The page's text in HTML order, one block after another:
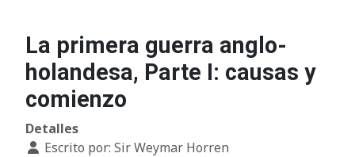
La primera guerra anglo-
holandesa, Parte I: causas y
comienzo
Detalles
Escrito por: Sir Weymar Horren